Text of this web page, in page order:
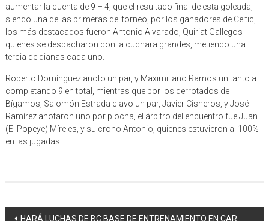
aumentar la cuenta de 9 – 4, que el resultado final de esta goleada,
siendo una de las primeras del torneo, por los ganadores de Celtic,
los más destacados fueron Antonio Alvarado, Quiriat Gallegos
quienes se despacharon con la cuchara grandes, metiendo una
tercia de dianas cada uno.
Roberto Domínguez anoto un par, y Maximiliano Ramos un tanto a
completando 9 en total, mientras que por los derrotados de
Bígamos, Salomón Estrada clavo un par, Javier Cisneros, y José
Ramírez anotaron uno por piocha, el árbitro del encuentro fue Juan
(El Popeye) Míreles, y su crono Antonio, quienes estuvieron al 100%
en las jugadas.
Navegación
HARÁ LUCHAS DE BC BASE DE ENTRENAMIENTO EN CAR